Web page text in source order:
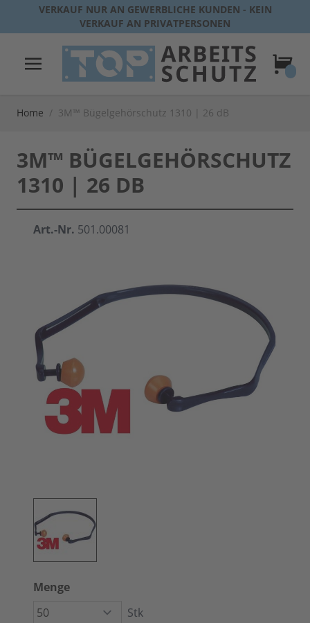
Direkt zum Inhalt
VERKAUF NUR AN GEWERBLICHE KUNDEN - KEIN
VERKAUF AN PRIVATPERSONEN
Home / 3M™ Bügelgehörschutz 1310 | 26 dB
3M™ BÜGELGEHÖRSCHUTZ
1310 | 26 DB
Art.-Nr. 501.00081
Menge
Stk